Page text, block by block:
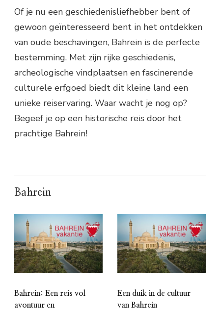
Of je nu een geschiedenisliefhebber bent of
gewoon geïnteresseerd bent in het ontdekken
van oude beschavingen, Bahrein is de perfecte
bestemming. Met zijn rijke geschiedenis,
archeologische vindplaatsen en fascinerende
culturele erfgoed biedt dit kleine land een
unieke reiservaring. Waar wacht je nog op?
Begeef je op een historische reis door het
prachtige Bahrein!
Bahrein
Bahrein: Een reis vol
avontuur en
Een duik in de cultuur
van Bahrein